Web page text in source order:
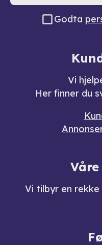
Godta
Vi
Her finner du
Vi tilbyr en rekke